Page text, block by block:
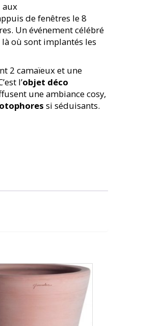
aux
de fenêtres le 8
Un événement célébré
où sont implantés les
2 camaïeux et une
l’objet déco
une ambiance cosy,
si séduisants.